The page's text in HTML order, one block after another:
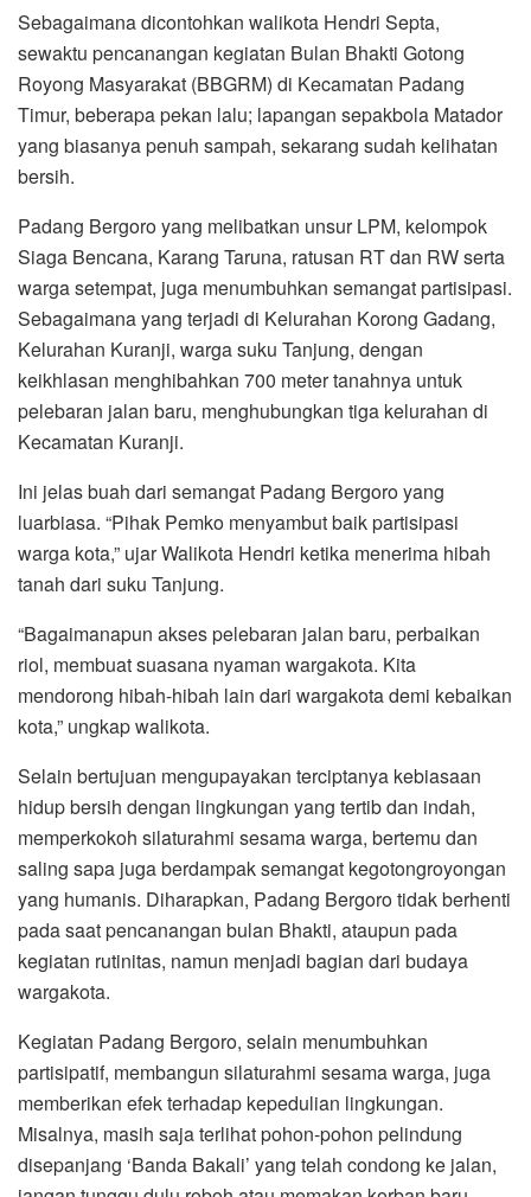
Sebagaimana dicontohkan walikota Hendri Septa,
sewaktu pencanangan kegiatan Bulan Bhakti Gotong
Royong Masyarakat (BBGRM) di Kecamatan Padang
Timur, beberapa pekan lalu; lapangan sepakbola Matador
yang biasanya penuh sampah, sekarang sudah kelihatan
bersih.
Padang Bergoro yang melibatkan unsur LPM, kelompok
Siaga Bencana, Karang Taruna, ratusan RT dan RW serta
warga setempat, juga menumbuhkan semangat partisipasi.
Sebagaimana yang terjadi di Kelurahan Korong Gadang,
Kelurahan Kuranji, warga suku Tanjung, dengan
keikhlasan menghibahkan 700 meter tanahnya untuk
pelebaran jalan baru, menghubungkan tiga kelurahan di
Kecamatan Kuranji.
Ini jelas buah dari semangat Padang Bergoro yang
luarbiasa. “Pihak Pemko menyambut baik partisipasi
warga kota,” ujar Walikota Hendri ketika menerima hibah
tanah dari suku Tanjung.
“Bagaimanapun akses pelebaran jalan baru, perbaikan
riol, membuat suasana nyaman wargakota. Kita
mendorong hibah-hibah lain dari wargakota demi kebaikan
kota,” ungkap walikota.
Selain bertujuan mengupayakan terciptanya kebiasaan
hidup bersih dengan lingkungan yang tertib dan indah,
memperkokoh silaturahmi sesama warga, bertemu dan
saling sapa juga berdampak semangat kegotongroyongan
yang humanis. Diharapkan, Padang Bergoro tidak berhenti
pada saat pencanangan bulan Bhakti, ataupun pada
kegiatan rutinitas, namun menjadi bagian dari budaya
wargakota.
Kegiatan Padang Bergoro, selain menumbuhkan
partisipatif, membangun silaturahmi sesama warga, juga
memberikan efek terhadap kepedulian lingkungan.
Misalnya, masih saja terlihat pohon-pohon pelindung
disepanjang ‘Banda Bakali’ yang telah condong ke jalan,